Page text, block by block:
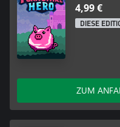
4,99 €
DIESE
ZUM